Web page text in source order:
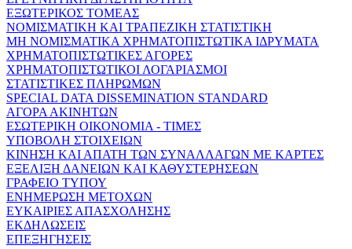
ΕΞΩΤΕΡΙΚΟΣ ΤΟΜΕΑΣ
ΝΟΜΙΣΜΑΤΙΚΗ ΚΑΙ ΤΡΑΠΕΖΙΚΗ ΣΤΑΤΙΣΤΙΚΗ
ΜΗ ΝΟΜΙΣΜΑΤΙΚΑ ΧΡΗΜΑΤΟΠΙΣΤΩΤΙΚΑ ΙΔΡΥΜΑΤΑ
ΧΡΗΜΑΤΟΠΙΣΤΩΤΙΚΕΣ ΑΓΟΡΕΣ
ΧΡΗΜΑΤΟΠΙΣΤΩΤΙΚΟΙ ΛΟΓΑΡΙΑΣΜΟΙ
ΣΤΑΤΙΣΤΙΚΕΣ ΠΛΗΡΩΜΩΝ
SPECIAL DATA DISSEMINATION STANDARD
ΑΓΟΡΑ ΑΚΙΝΗΤΩΝ
ΕΣΩΤΕΡΙΚΗ ΟΙΚΟΝΟΜΙΑ - ΤΙΜΕΣ
ΥΠΟΒΟΛΗ ΣΤΟΙΧΕΙΩΝ
ΚΙΝΗΣΗ ΚΑΙ ΑΠΑΤΗ ΤΩΝ ΣΥΝΑΛΛΑΓΩΝ ΜΕ ΚΑΡΤΕΣ
ΕΞΕΛΙΞΗ ΔΑΝΕΙΩΝ ΚΑΙ ΚΑΘΥΣΤΕΡΗΣΕΩΝ
ΓΡΑΦΕΙΟ ΤΥΠΟΥ
ΕΝΗΜΕΡΩΣΗ ΜΕΤΟΧΩΝ
ΕΥΚΑΙΡΙΕΣ ΑΠΑΣΧΟΛΗΣΗΣ
ΕΚΔΗΛΩΣΕΙΣ
ΕΠΕΞΗΓΗΣΕΙΣ